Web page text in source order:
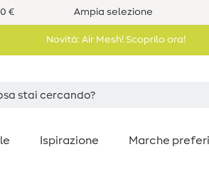
€ Ampia selezione
Novità: Air Mesh! Scoprilo ora!
Ispirazione Marche